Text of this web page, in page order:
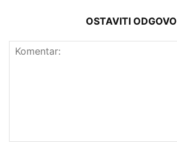
OSTAVITI